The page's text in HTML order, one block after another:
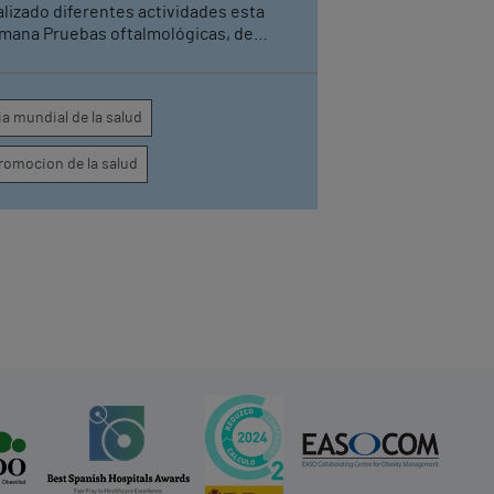
diferentes actividades esta
Pruebas oftalmológicas, de
de los hospitales para la
de este día mundial
mundial de la salud
de la salud